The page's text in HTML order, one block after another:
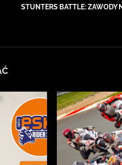
STUNTERS BATTLE: ZAWODY